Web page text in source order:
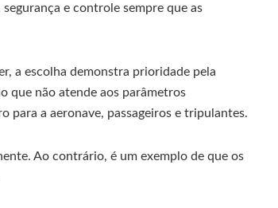
e controle sempre que as
a escolha demonstra prioridade pela
que não atende aos parâmetros
para a aeronave, passageiros e tripulantes.
Ao contrário, é um exemplo de que os